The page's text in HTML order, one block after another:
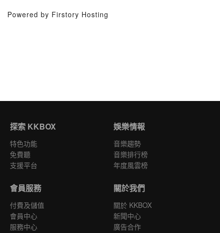
Powered by Firstory Hosting
探索 KKBOX
特色功能
免費聽
支援平台
娛樂情報
音樂趨勢
音樂排行榜
年度風雲榜
會員服務
付費及儲值
會員中心
服務中心
關於我們
關於 KKBOX
新聞中心
廣告合作